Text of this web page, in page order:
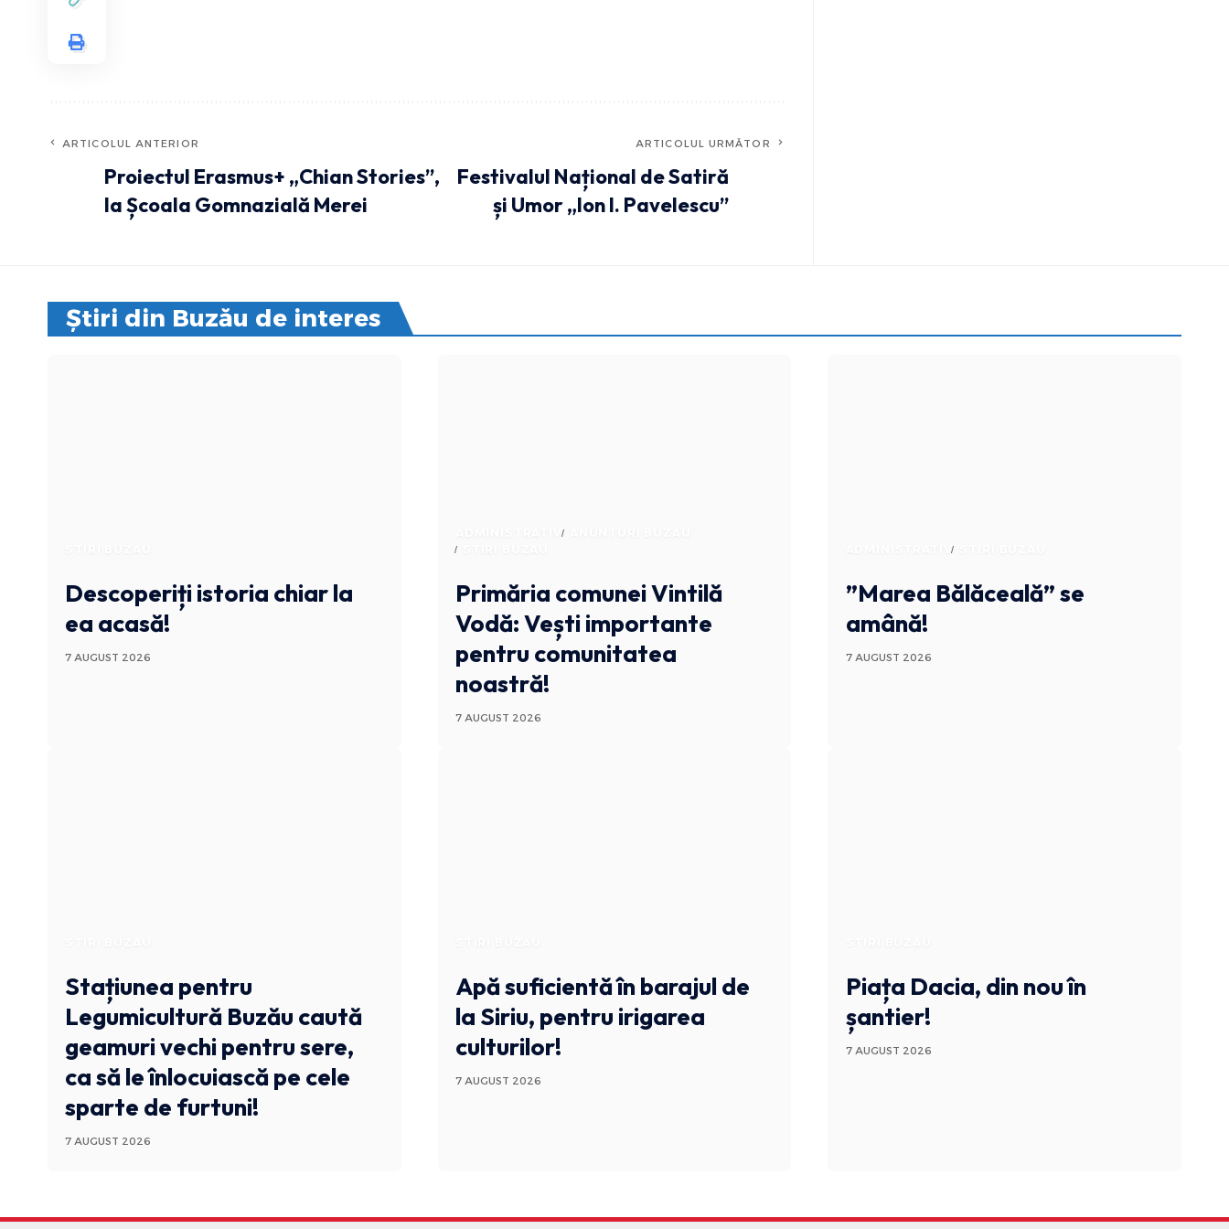
ARTICOLUL ANTERIOR
Proiectul Erasmus+ „Chian Stories”,
la Școala Gomnazială Merei
ARTICOLUL URMĂTOR
Festivalul Național de Satiră
și Umor „Ion I. Pavelescu”
Știri din Buzău de interes
Descoperiți istoria chiar la
ea acasă!
7 AUGUST 2026
ADMINISTRATIV
Primăria comunei Vintilă
Vodă: Vești importante
pentru comunitatea
noastră!
7 AUGUST 2026
ADMINISTRATIV
”Marea Bălăceală” se
amână!
7 AUGUST 2026
Stațiunea pentru
Legumicultură Buzău caută
geamuri vechi pentru sere,
ca să le înlocuiască pe cele
sparte de furtuni!
7 AUGUST 2026
Apă suficientă în barajul de
la Siriu, pentru irigarea
culturilor!
7 AUGUST 2026
Piața Dacia, din nou în
șantier!
7 AUGUST 2026